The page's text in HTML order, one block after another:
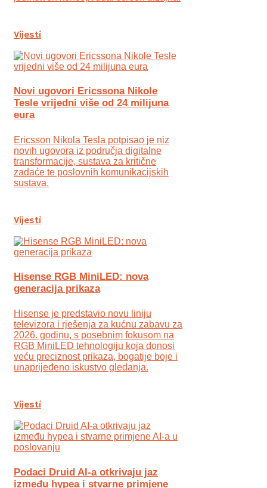
Vijesti
Novi ugovori Ericssona Nikole
Tesle vrijedni više od 24 milijuna
eura
Ericsson Nikola Tesla potpisao je niz
novih ugovora iz područja digitalne
transformacije, sustava za kritične
zadaće te poslovnih komunikacijskih
sustava.
Vijesti
Hisense RGB MiniLED: nova
generacija prikaza
Hisense je predstavio novu liniju
televizora i rješenja za kućnu zabavu za
2026. godinu, s posebnim fokusom na
RGB MiniLED tehnologiju koja donosi
veću preciznost prikaza, bogatije boje i
unaprijeđeno iskustvo gledanja.
Vijesti
Podaci Druid AI-a otkrivaju jaz
između hypea i stvarne primjene